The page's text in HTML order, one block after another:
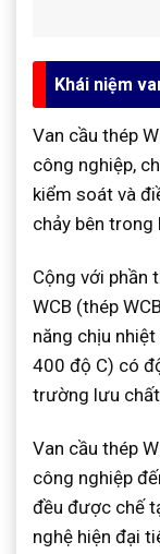
Khái niệm
Van cầu thép
công nghiệp,
kiểm soát và
chảy bên
Cộng với phần
WCB (thép
năng chịu
400 độ C) có
trường lưu
Van cầu thép
công nghiệp
đều được chế
nghệ hiện đại